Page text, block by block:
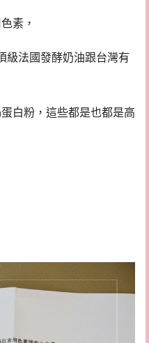
素，
級法國發酵奶油跟台灣有
白粉，這些都是也都是高